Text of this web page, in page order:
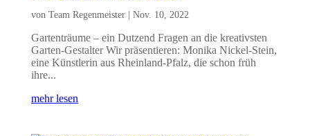
von Team Regenmeister| Nov. 10, 2022
Gartenträume – ein Dutzend Fragen an die kreativsten
Garten-Gestalter Wir präsentieren: Monika Nickel-Stein,
eine Künstlerin aus Rheinland-Pfalz, die schon früh
ihre...
mehr lesen